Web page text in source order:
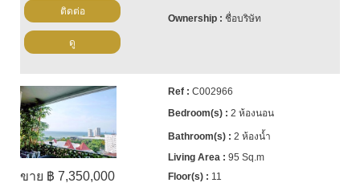
ชื่อบริษัท
ติดต่อ
ดู
ขาย ฿ 7,350,000
C002966
2 ห้องนอน
2 ห้องน้ำ
95 Sq.m
11